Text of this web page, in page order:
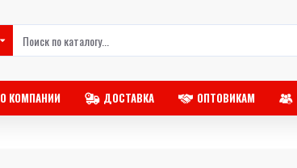
О КОМПАНИИ ДОСТАВКА ОПТОВИКАМ